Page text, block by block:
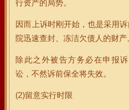
行资产的局势。
因而上诉时刚开始，也是采用
院迅速查封、冻洁欠债人的财产
除此之外被告方务必在申报
讼，不然诉前保全将失效。
(2)留意实行时限